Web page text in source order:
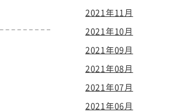
2021年11月
2021年10月
2021年09月
2021年08月
2021年07月
2021年06月